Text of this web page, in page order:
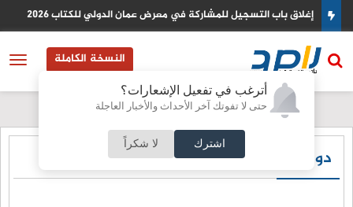
أترغب في تفعيل الإشعارات؟
حتى لا تفوتك آخر الأحداث والأخبار العاجلة
اشترك لا شكراً
الغذاء والدواء: انطلاق فعاليات الندوة الصحية الدنماركية–الأردنية
النسخة الكاملة
دولي